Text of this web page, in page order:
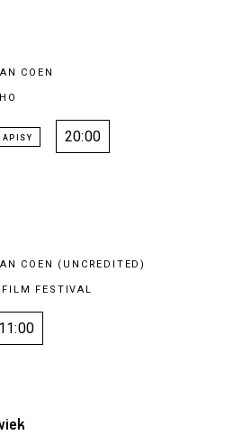
COEN
20:00
COEN (UNCREDITED)
FESTIVAL
11:00